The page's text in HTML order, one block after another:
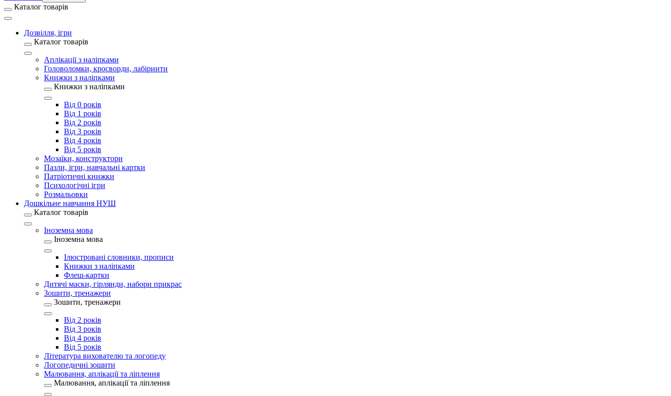
Каталог товарів
Дозвілля, ігри
Каталог товарів
Аплікації з наліпками
Головоломки, кросворди, лабіринти
Книжки з наліпками
Книжки з наліпками
Від 0 років
Від 1 років
Від 2 років
Від 3 років
Від 4 років
Від 5 років
Мозаїки, конструктори
Пазли, ігри, навчальні картки
Патріотичні книжки
Психологічні ігри
Розмальовки
Дошкільне навчання НУШ
Каталог товарів
Іноземна мова
Іноземна мова
Ілюстровані словники, прописи
Книжки з наліпками
Флеш-картки
Дитячі маски, гірлянди, набори прикрас
Зошити, тренажери
Зошити, тренажери
Від 2 років
Від 3 років
Від 4 років
Від 5 років
Література вихователю та логопеду
Логопедичні зошити
Малювання, аплікації та ліплення
Малювання, аплікації та ліплення